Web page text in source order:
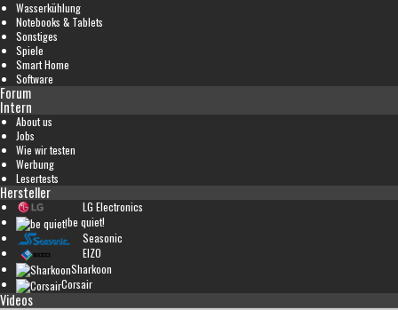
Wasserkühlung
Notebooks & Tablets
Sonstiges
Spiele
Smart Home
Software
Forum
Intern
About us
Jobs
Wie wir testen
Werbung
Lesertests
Hersteller
LG Electronics
be quiet!
Seasonic
EIZO
Sharkoon
Corsair
Videos